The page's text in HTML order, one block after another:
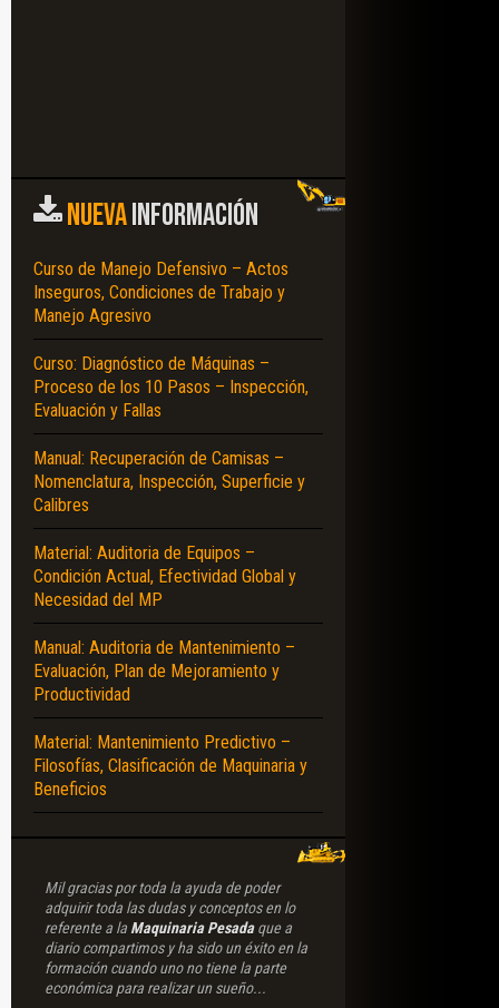
NUEVAINFORMACIÓN
Curso de Manejo Defensivo – Actos
Inseguros, Condiciones de Trabajo y
Manejo Agresivo
Curso: Diagnóstico de Máquinas –
Proceso de los 10 Pasos – Inspección,
Evaluación y Fallas
Manual: Recuperación de Camisas –
Nomenclatura, Inspección, Superficie y
Calibres
Material: Auditoria de Equipos –
Condición Actual, Efectividad Global y
Necesidad del MP
Manual: Auditoria de Mantenimiento –
Evaluación, Plan de Mejoramiento y
Productividad
Material: Mantenimiento Predictivo –
Filosofías, Clasificación de Maquinaria y
Beneficios
Mil gracias por toda la ayuda de poder
adquirir toda las dudas y conceptos en lo
referente a la Maquinaria Pesadaque a
diario compartimos y ha sido un éxito en la
formación cuando uno no tiene la parte
económica para realizar un sueño...